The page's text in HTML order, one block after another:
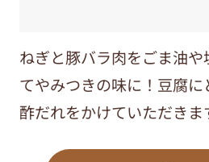
ねぎと豚バラ肉をごま油
てやみつきの味に！豆腐
酢だれをかけていただきま